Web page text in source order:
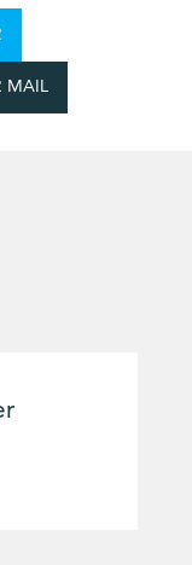
MAIL